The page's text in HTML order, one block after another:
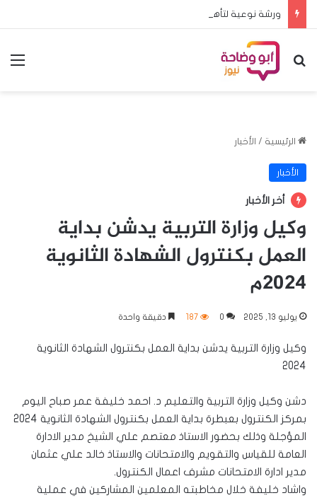
بحث عن
الرئيسية / الأخبار
الأخبار
أخر الأخبار
وكيل وزارة التربية يدشن بداية
العمل بكنترول الشهادة الثانوية
2024م
يوليو 13, 2025 0
187 دقيقة واحدة
وكيل وزارة التربية يدشن بداية العمل بكنترول الشهادة الثانوية
2024
دشن وكيل وزارة التربية والتعليم د. احمد خليفة عمر صباح اليوم
بمركز الكنترول بعبطرة بداية العمل بكنترول الشهادة الثانوية 2024
المؤجلة وذلك بحضور الاستاذ معتصم علي الشيخ مدير الادارة
العامة للقياس والتقويم والامتحانات والاستاذ خالد علي عثمان
مدير ادارة الامتحانات مشرف اعمال الكنترول.
واشاد خليفة خلال مخاطبته المعلمين المشاركين في عملية